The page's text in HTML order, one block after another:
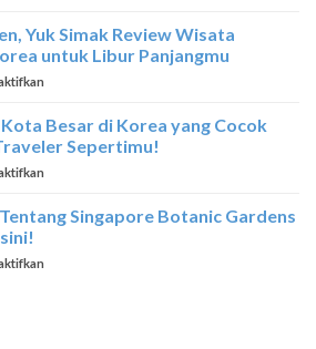
Trik
Liburan
Disini!
Tahu
Saja
dari
Tokyo
Cek
Yuk Simak Review Wisata
untuk Libur Panjangmu
Ga
Yuk
Wisata
Kota Besar di Korea yang Cocok
Sepertimu!
SimakSingapore Botanic Gardens